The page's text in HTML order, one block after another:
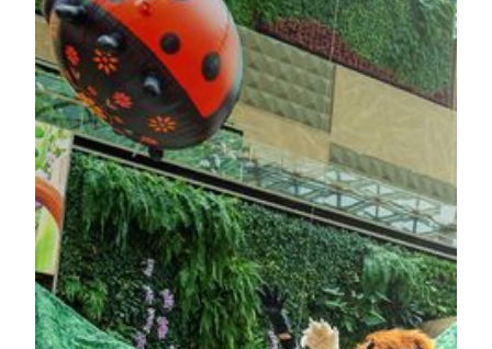
博物馆奇遇记 - 盛唐有话说
踏入保利美高梅博物馆，您将不只是参观展览，而是亲
身走进一部盛唐传奇。
了解更多
机械矩阵动态艺术装置《狮来运转》
装置的原型出自张艺谋导演在澳门的首次驻场演出《澳
门 2049》，历经一年时间设计、打磨而成。美狮造型